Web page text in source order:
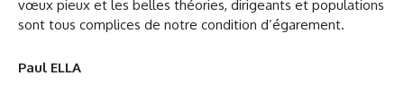
vœux pieux et les belles théories, dirigeants et populations
sont tous complices de notre condition d’égarement.
Paul ELLA